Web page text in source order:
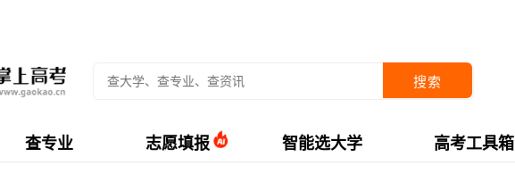
搜索
查专业 志愿填报 智能选大学 高考工具箱